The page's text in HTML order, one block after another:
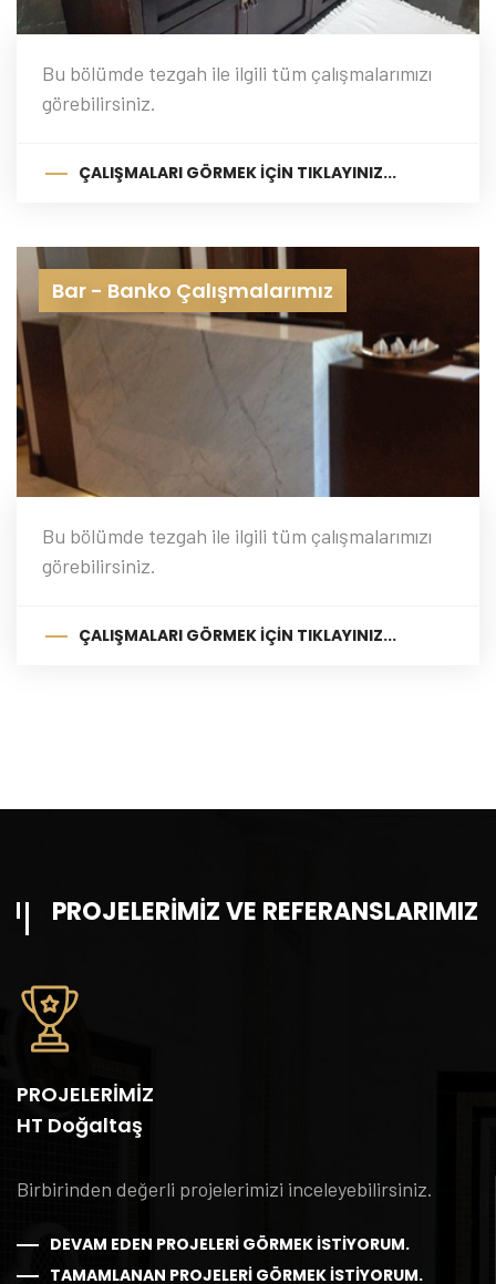
Bu bölümde tezgah ile ilgili tüm çalışmalarımızı
görebilirsiniz.
ÇALIŞMALARI GÖRMEK İÇIN TIKLAYINIZ...
Bar - Banko Çalışmalarımız
Bu bölümde tezgah ile ilgili tüm çalışmalarımızı
görebilirsiniz.
ÇALIŞMALARI GÖRMEK İÇIN TIKLAYINIZ...
PROJELERIMIZ VE REFERANSLARIMIZ
PROJELERİMİZ
HT Doğaltaş
Birbirinden değerli projelerimizi inceleyebilirsiniz.
DEVAM EDEN PROJELERI GÖRMEK İSTIYORUM.
TAMAMLANAN PROJELERI GÖRMEK İSTIYORUM.